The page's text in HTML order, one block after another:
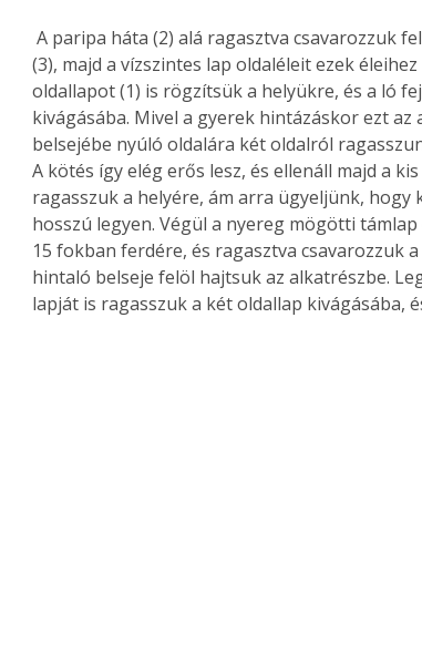
A paripa háta (2) alá ragasztva csavarozzuk fel a szügyét és a farát helyettesítő két lapot
(3), majd a vízszintes lap oldaléleit ezek
oldallapot (1) is rögzítsük a helyükre, és a ló
kivágásába. Mivel a gyerek hintázáskor ezt
belsejébe nyúló oldalára két oldalról
A kötés így elég erős lesz, és ellenáll majd a
ragasszuk a helyére, ám arra ügyeljünk,
hosszú legyen. Végül a nyereg mögötti
15 fokban ferdére, és ragasztva csavarozzuk
hintaló belseje felöl hajtsuk az alkatrészbe.
lapját is ragasszuk a két oldallap kivágásába,